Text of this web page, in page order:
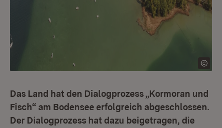
Das Land hat den Dialogprozess „Kormoran und
Fisch“ am Bodensee erfolgreich abgeschlossen.
Der Dialogprozess hat dazu beigetragen, die